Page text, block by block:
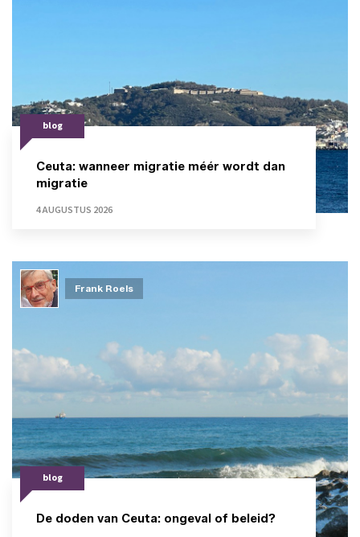
blog
Ceuta: wanneer migratie méér wordt dan
migratie
4 AUGUSTUS 2026
blog
De doden van Ceuta: ongeval of beleid?
Frank Roels